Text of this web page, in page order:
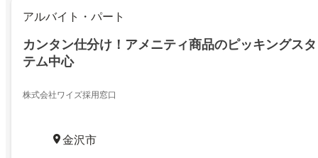
アルバイト・パート
カンタン仕分け！アメニティ商品のピッキングス
テム中心
株式会社ワイズ採用窓口
金沢市